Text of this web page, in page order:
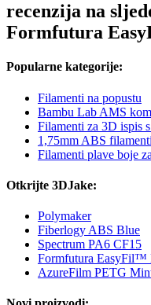
recenzija na
Formfutura
Popularne kategorije:
Filamenti na popustu
Bambu Lab AMS
Filamenti za 3D ispis
1,75mm ABS
Filamenti plave boje
Otkrijte 3DJake:
Polymaker
Fiberlogy ABS Blue
Spectrum PA6 CF15
Formfutura EasyFil™
AzureFilm PETG